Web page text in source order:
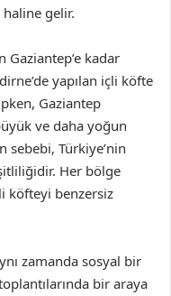
haline gelir.
Gaziantep’e kadar
yapılan içli köfte
Gaziantep
ve daha yoğun
sebebi, Türkiye’nin
Her bölge
köfteyi benzersiz
zamanda sosyal bir
bir araya